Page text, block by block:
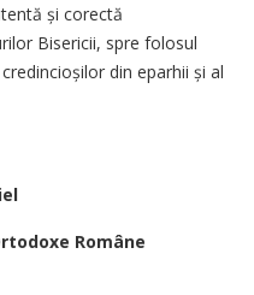
și corectă
Bisericii, spre folosul
din eparhii și al
Române